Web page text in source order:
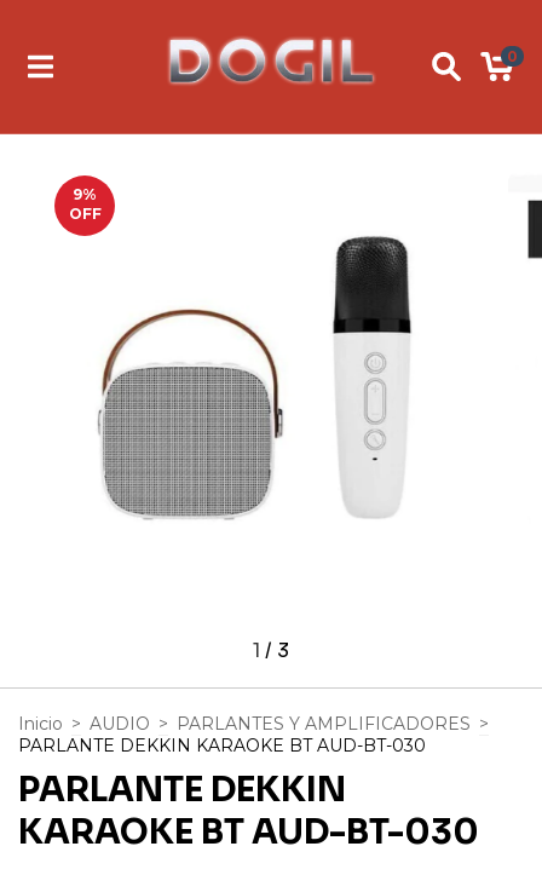
0
9%
OFF
1 / 3
Inicio > AUDIO > PARLANTES Y AMPLIFICADORES >
PARLANTE DEKKIN KARAOKE BT AUD-BT-030
PARLANTE DEKKIN
KARAOKE BT AUD-BT-030